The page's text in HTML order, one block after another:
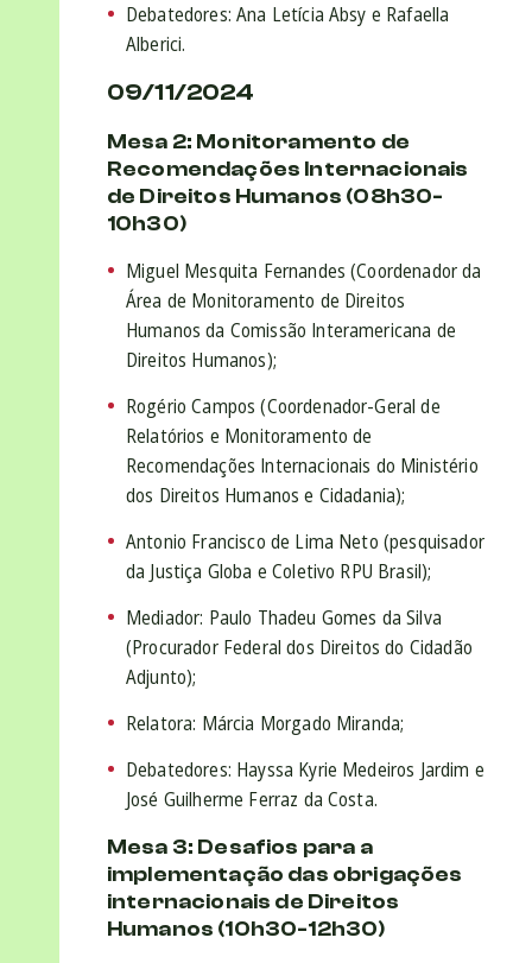
Debatedores: Ana Letícia Absy e Rafaella
Alberici.
09/11/2024
Mesa 2: Monitoramento de
Recomendações Internacionais
de Direitos Humanos (08h30-
10h30)
Miguel Mesquita Fernandes (Coordenador da
Área de Monitoramento de Direitos
Humanos da Comissão Interamericana de
Direitos Humanos);
Rogério Campos (Coordenador-Geral de
Relatórios e Monitoramento de
Recomendações Internacionais do Ministério
dos Direitos Humanos e Cidadania);
Antonio Francisco de Lima Neto (pesquisador
da Justiça Globa e Coletivo RPU Brasil);
Mediador: Paulo Thadeu Gomes da Silva
(Procurador Federal dos Direitos do Cidadão
Adjunto);
Relatora: Márcia Morgado Miranda;
Debatedores: Hayssa Kyrie Medeiros Jardim e
José Guilherme Ferraz da Costa.
Mesa 3: Desafios para a
implementação das obrigações
internacionais de Direitos
Humanos (10h30-12h30)